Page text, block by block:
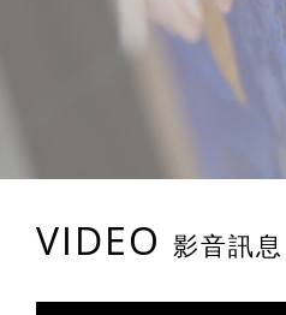
VIDEO 影音訊息